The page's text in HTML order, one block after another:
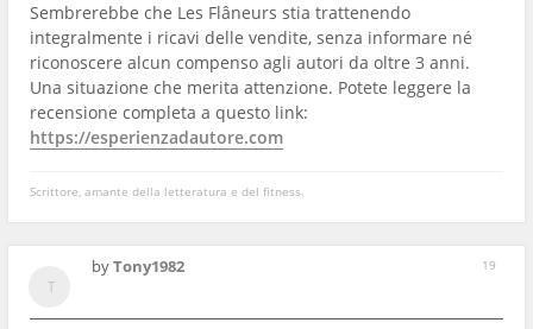
Sembrerebbe che Les Flâneurs stia trattenendo
integralmente i ricavi delle vendite, senza informare né
riconoscere alcun compenso agli autori da oltre 3 anni.
Una situazione che merita attenzione. Potete leggere la
recensione completa a questo link:
https://esperienzadautore.com
Scrittore, amante della letteratura e del fitness.
19
byTony1982